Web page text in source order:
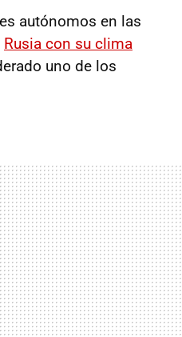
autónomos en las
Rusia con su clima
uno de los